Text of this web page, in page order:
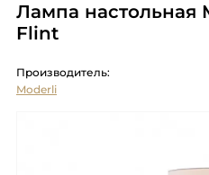
Лампа настольная
Flint
Производитель:
Moderli